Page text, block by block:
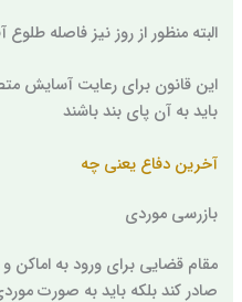
البته منظور از روز نیز فاصله
این قانون برای رعایت آسایش
باید به آن پای بند باشند
آخرین دفاع یعنی چه
بازرسی موردی
مقام قضایی برای ورود به اماکن
صادر کند بلکه باید به صورت